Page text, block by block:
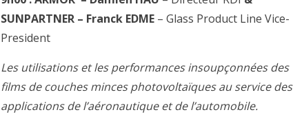
SUNPARTNER – Franck EDME – Glass Product Line Vice-
President
Les utilisations et les performances insoupçonnées des
films de couches minces photovoltaïques au service des
applications de l’aéronautique et de l’automobile.